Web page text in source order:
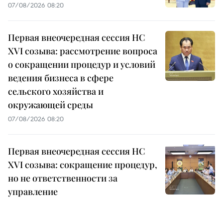
07/08/2026 08:20
Первая внеочередная сессия НС
XVI созыва: рассмотрение вопроса
о сокращении процедур и условий
ведения бизнеса в сфере
сельского хозяйства и
окружающей среды
07/08/2026 08:20
Первая внеочередная сессия НС
XVI созыва: сокращение процедур,
но не ответственности за
управление